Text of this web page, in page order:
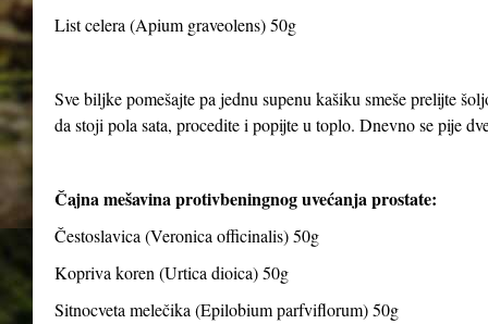
List celera (Apium graveolens) 50g
Sve biljke pomešajte pa jednu supenu kašiku smeše prelijte
da stoji pola sata, procedite i popijte u toplo. Dnevno se pije
Čajna mešavina protivbeningnog uvećanja prostate:
Čestoslavica (Veronica officinalis) 50g
Kopriva koren (Urtica dioica) 50g
Sitnocveta melečika (Epilobium parfviflorum) 50g